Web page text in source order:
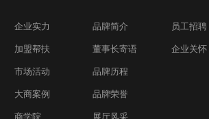
企业实力
加盟帮扶
市场活动
大商案例
商学院
品牌简介
董事长寄语
品牌历程
品牌荣誉
展厅风采
员工招聘
企业关怀